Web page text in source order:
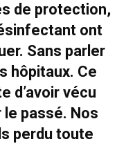
de protection,
ont
Sans parler
hôpitaux. Ce
d’avoir vécu
le passé. Nos
perdu toute